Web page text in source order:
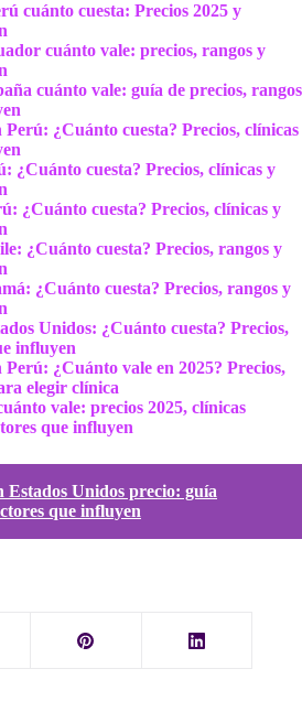
cuánto cuesta: Precios 2025 y
cuánto vale: precios, rangos y
cuánto vale: guía de precios, rangos
¿Cuánto cuesta? Precios, clínicas
¿Cuánto cuesta? Precios, clínicas y
¿Cuánto cuesta? Precios, clínicas y
¿Cuánto cuesta? Precios, rangos y
¿Cuánto cuesta? Precios, rangos y
Unidos: ¿Cuánto cuesta? Precios,
influyen
¿Cuánto vale en 2025? Precios,
elegir clínica
vale: precios 2025, clínicas
que influyen
Unidos precio: guía
que influyen